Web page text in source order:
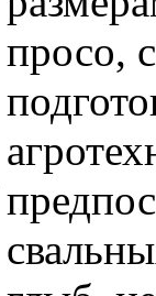
просо,